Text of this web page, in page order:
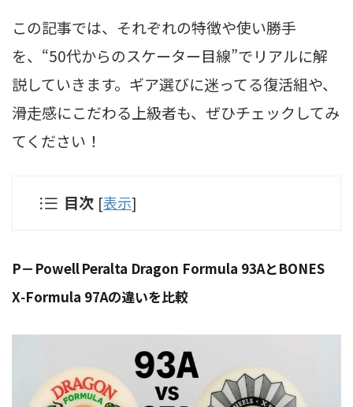
この記事では、それぞれの特徴や使い勝手
を、“50代からのスケーター目線”でリアルに解
説していきます。ギア選びに迷ってる復活組や、
滑走感にこだわる上級者も、ぜひチェックしてみ
てください！
目次 [表示]
P－Powell Peralta Dragon Formula 93AとBONES
X‑Formula 97Aの違いを比較